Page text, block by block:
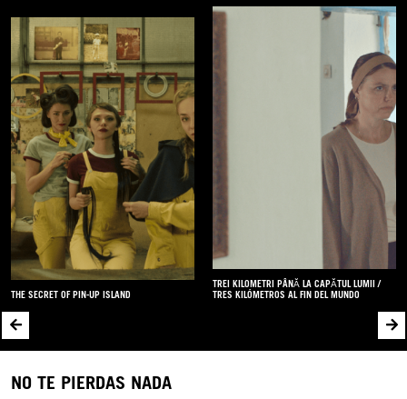
THE SECRET OF PIN-UP ISLAND
TREI KILOMETRI PÂNĂ LA CAPĂTUL LUMII /
TRES KILÓMETROS AL FIN DEL MUNDO
NO TE PIERDAS NADA